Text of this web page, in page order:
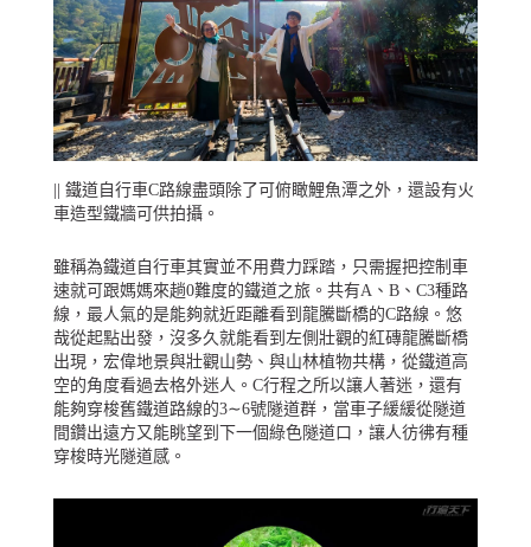
|| 鐵道自行車C路線盡頭除了可俯瞰鯉魚潭之外，還設有火
車造型鐵牆可供拍攝。
雖稱為鐵道自行車其實並不用費力踩踏，只需握把控制車
速就可跟媽媽來趟0難度的鐵道之旅。共有A、B、C3種路
線，最人氣的是能夠就近距離看到龍騰斷橋的C路線。悠
哉從起點出發，沒多久就能看到左側壯觀的紅磚龍騰斷橋
出現，宏偉地景與壯觀山勢、與山林植物共構，從鐵道高
空的角度看過去格外迷人。C行程之所以讓人著迷，還有
能夠穿梭舊鐵道路線的3∼6號隧道群，當車子緩緩從隧道
間鑽出遠方又能眺望到下一個綠色隧道口，讓人彷彿有種
穿梭時光隧道感。